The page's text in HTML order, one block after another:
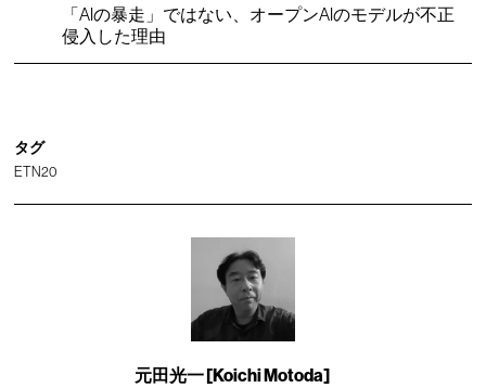
「AIの暴走」ではない、オープンAIのモデルが不正
侵入した理由
タグ
ETN20
元田光一 [Koichi Motoda]